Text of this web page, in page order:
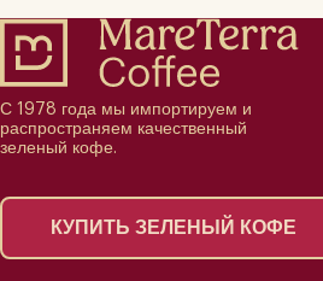
С 1978 года мы импортируем и
распространяем качественный
зеленый кофе.
КУПИТЬ ЗЕЛЕНЫЙ КОФЕ